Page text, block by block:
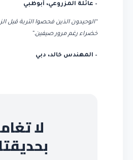
– عائلة المزروعي، أبوظبي
“الوحيدون الذين فحصوا التربة قبل
خضراء رغم مرور صيفين.”
– المهندس خالد، دبي
لا